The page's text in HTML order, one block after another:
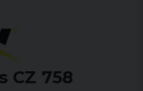
CZ 758